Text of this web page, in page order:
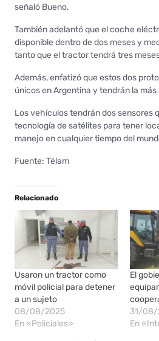
señaló Bueno.
También adelantó que el coche
disponible dentro de dos meses y
tanto que el tractor tendrá tres
Además, enfatizó que estos dos
únicos en Argentina y tendrán la
Los vehículos tendrán dos sensores
tecnología de satélites para tener
manejo en cualquier tiempo del
Fuente: Télam
Relacionado
Usaron un tractor como
móvil policial para detener
a un sujeto
08/08/2025
En «Policiales»
El
31/08/
En